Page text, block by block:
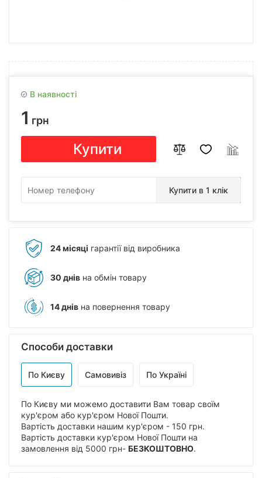
В наявності
1 грн
Купити
Купити в 1 клік
24 місяці гарантії від виробника
30 днів на обмін товару
14 днів на повернення товару
Способи доставки
По Києву Самовивіз По Україні
По Києву ми можемо доставити Вам товар своїм
кур'єром або кур'єром Нової Пошти.
Вартість доставки нашим кур'єром - 150 грн.
Вартість доставки кур'єром Нової Пошти на
замовлення від 5000 грн- БЕЗКОШТОВНО.